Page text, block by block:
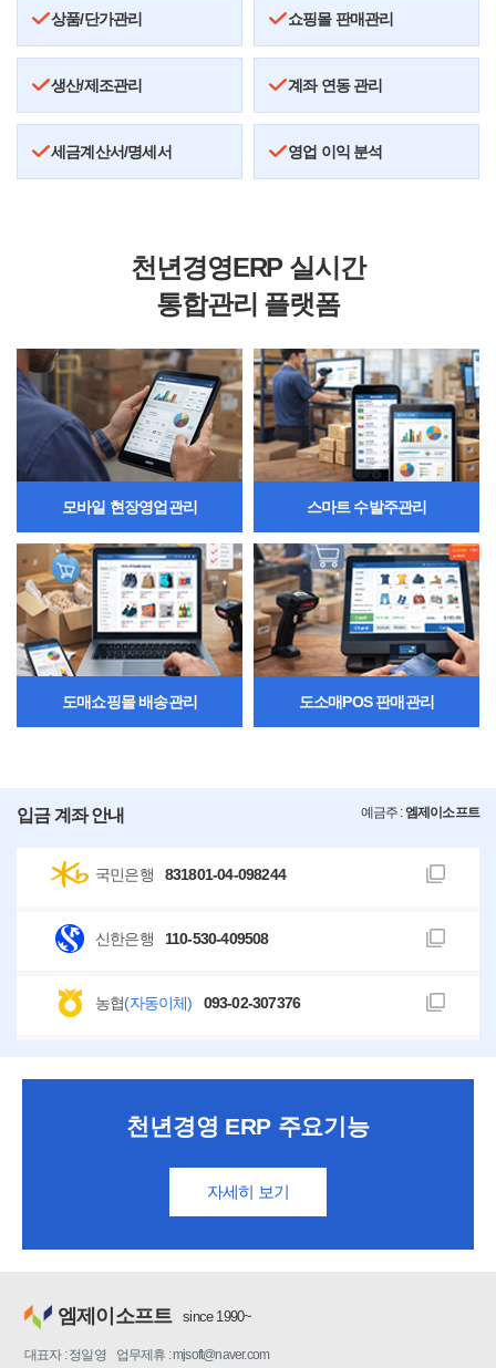
상품/단가관리 쇼핑몰 판매관리
생산/제조관리 계좌 연동 관리
세금계산서/명세서 영업 이익 분석
천년경영ERP 실시간
통합관리 플랫폼
모바일 현장영업관리 스마트 수발주관리
도매쇼핑몰 배송관리 도소매POS 판매관리
입금 계좌 안내 예금주 :엠제이소프트
국민은행 831801-04-098244
신한은행 110-530-409508
농협(자동이체) 093-02-307376
천년경영 ERP 주요기능
자세히 보기
엠제이소프트 since 1990~
대표자 : 정일영 업무제휴 : mjsoft@naver.com